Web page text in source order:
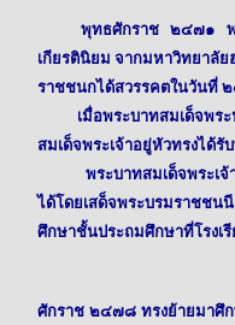
พุทธศักราช ๒๔๗๑ พระบา
เกียรตินิยม จากมหาวิทยาลัย
ราชชนกได้สวรรคตในวันที่
เมื่อพระบาทสมเด็จพระป
สมเด็จพระเจ้าอยู่หัวทรงได้รั
พระบาทสมเด็จพระเจ้าอยู่
ได้โดยเสด็จพระบรมราชชน
ศึกษาชั้นประถมศึกษาที่โรงเรี
ศักราช ๒๔๗๘ ทรงย้ายมาศึก